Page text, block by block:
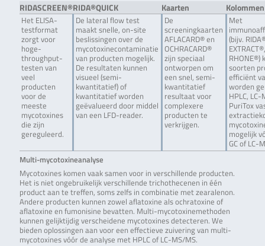
RIDASCREEN®RIDA®QUICK Kaarten Kolommen
Het ELISA-
testformat
zorgt voor
hoge-
throughput-
testen van
veel
producten
voor de
meeste
mycotoxines
die zijn
gereguleerd.
De lateral flow test
maakt snelle, on-site
beslissingen over de
mycotoxinecontaminatie
van producten mogelijk.
De resultaten kunnen
visueel (semi-
kwantitatief) of
kwantitatief worden
geëvalueerd door middel
van een LFD-reader.
De
screeningkaarten
AFLACARD® en
OCHRACARD®
zijn speciaal
ontworpen om
een snel, semi-
kwantitatief
resultaat voor
complexere
producten te
verkrijgen.
Met
(bijv.
RHONE®)
soorten
efficiënt
worden
HPLC,
PuriTox
mogelijk
GC of LC-
Multi-mycotoxineanalyse
Mycotoxines komen vaak samen voor in verschillende producten.
Het is niet ongebruikelijk verschillende trichothecenen in één
product aan te treffen, soms zelfs in combinatie met zearalenon.
Andere producten kunnen zowel aflatoxine als ochratoxine of
aflatoxine en fumonisine bevatten. Multi-mycotoxinemethoden
kunnen gelijktijdig verscheidene mycotoxines detecteren. We
bieden oplossingen aan voor een effectieve zuivering van multi-
mycotoxines vóór de analyse met HPLC of LC-MS/MS.